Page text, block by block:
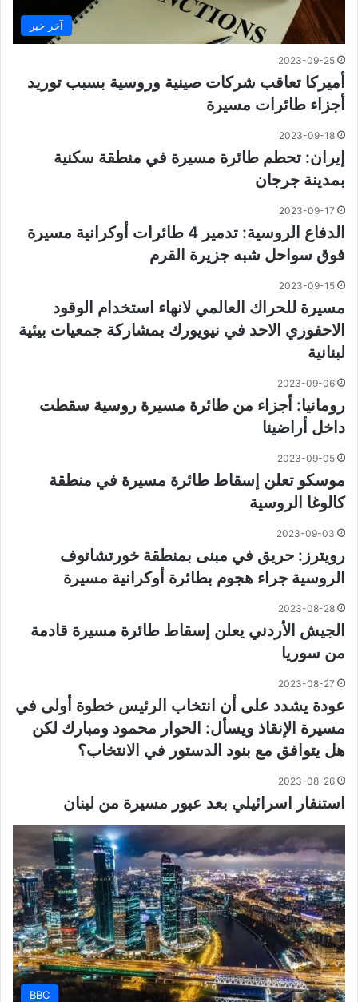
آخر خبر
2023-09-25
أميركا تعاقب شركات صينية وروسية بسبب توريد
أجزاء طائرات مسيرة
2023-09-18
إيران: تحطم طائرة مسيرة في منطقة سكنية
بمدينة جرجان
2023-09-17
الدفاع الروسية: تدمير 4 طائرات أوكرانية مسيرة
فوق سواحل شبه جزيرة القرم
2023-09-15
مسيرة للحراك العالمي لانهاء استخدام الوقود
الاحفوري الاحد في نيويورك بمشاركة جمعيات بيئية
لبنانية
2023-09-06
رومانيا: أجزاء من طائرة مسيرة روسية سقطت
داخل أراضينا
2023-09-05
موسكو تعلن إسقاط طائرة مسيرة في منطقة
كالوغا الروسية
2023-09-03
رويترز: حريق في مبنى بمنطقة خورتشاتوف
الروسية جراء هجوم بطائرة أوكرانية مسيرة
2023-08-28
الجيش الأردني يعلن إسقاط طائرة مسيرة قادمة
من سوريا
2023-08-27
عودة يشدد على أن انتخاب الرئيس خطوة أولى في
مسيرة الإنقاذ ويسأل: الحوار محمود ومبارك لكن
هل يتوافق مع بنود الدستور في الانتخاب؟
2023-08-26
استنفار اسرائيلي بعد عبور مسيرة من لبنان
BBC